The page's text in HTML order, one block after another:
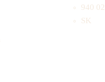
940 02
SK